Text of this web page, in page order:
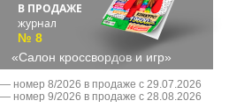
В ПРОДАЖЕ
журнал
№ 8
«Салон кроссвордов и игр»
― номер 8/2026 в продаже с 29.07.2026
― номер 9/2026 в продаже с 28.08.2026